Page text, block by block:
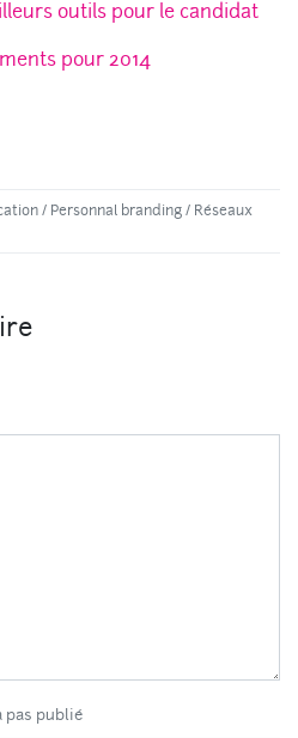
outils pour le candidat
pour 2014
/ Personnal branding/ Réseaux
pas publié